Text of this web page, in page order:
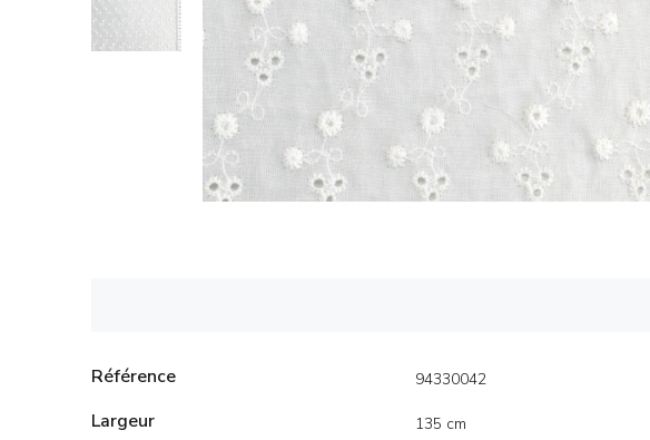
Référence 94330042
Largeur 135 cm